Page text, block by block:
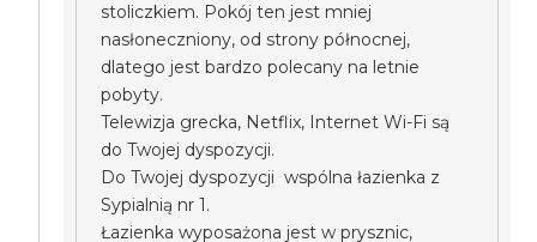
stoliczkiem. Pokój ten jest mniej
nasłoneczniony, od strony północnej,
dlatego jest bardzo polecany na letnie
pobyty.
Telewizja grecka, Netflix, Internet Wi-Fi są
do Twojej dyspozycji.
Do Twojej dyspozycji wspólna łazienka z
Sypialnią nr 1.
Łazienka wyposażona jest w prysznic,